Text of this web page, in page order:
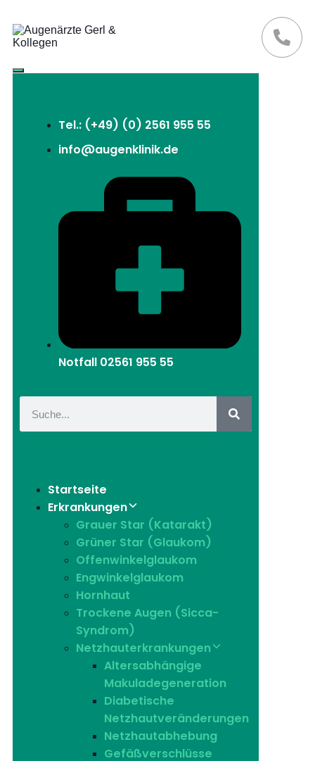
Tel.: (+49) (0) 2561 955 55
info@augenklinik.de
Notfall 02561 955 55
Startseite
Erkrankungen
Grauer Star (Katarakt)
Grüner Star (Glaukom)
Offenwinkelglaukom
Engwinkelglaukom
Hornhaut
Trockene Augen (Sicca-
Syndrom)
Netzhauterkrankungen
Altersabhängige
Makuladegeneration
Diabetische
Netzhautveränderungen
Netzhautabhebung
Gefäßverschlüsse